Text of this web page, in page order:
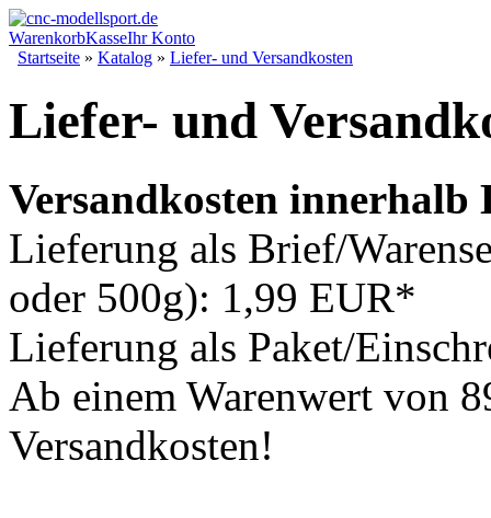
WarenkorbKasseIhr Konto
Startseite » Katalog » Liefer- und Versandkosten
Liefer- und
Versandkosten innerhalb
Lieferung als Brief/
oder 500g): 1,99 EUR*
Lieferung als Paket/
Ab einem Warenwert von
Versandkosten!